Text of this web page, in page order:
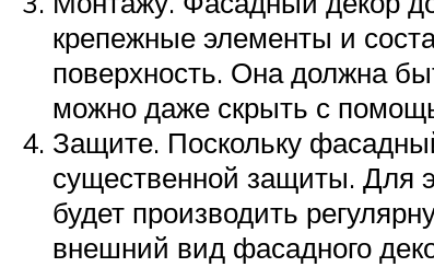
крепежные элементы и
поверхность. Она должна
можно даже скрыть с
Защите. Поскольку
существенной защиты. Для
будет производить
внешний вид фасадного